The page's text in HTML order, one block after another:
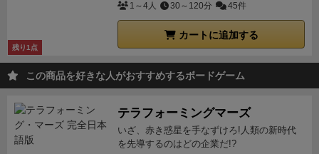
残り1点
1～4人 30～120分 45件
カートに追加する
この商品を好きな人がおすすめするボードゲーム
テラフォーミングマーズ
いざ、赤き惑星を手なずけろ!人類の新時代
を先導するのはどの企業だ!?